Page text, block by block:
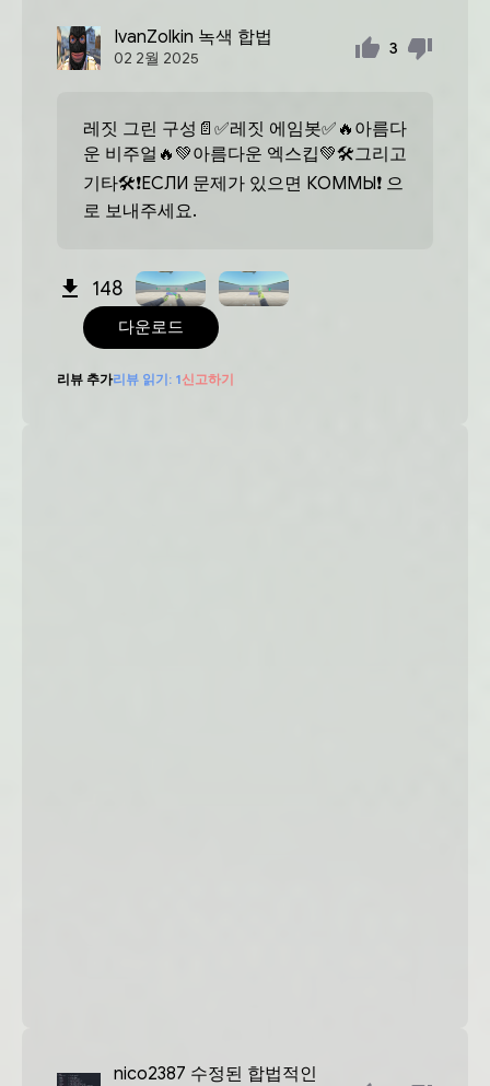
IvanZolkin 녹색 합법
02 2월 2025
3
레짓 그린 구성📄✅레짓 에임봇✅🔥아름다
운 비주얼🔥💚아름다운 엑스킵💚🛠그리고
기타🛠❗️ЕСЛИ 문제가 있으면 КОММЫ❗️ 으
로 보내주세요.
148
다운로드
리뷰 추가리뷰 읽기: 1신고하기
nico2387 수정된 합법적인